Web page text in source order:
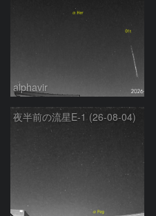
alphavir
夜半前の流星E-1 (26-08-04)